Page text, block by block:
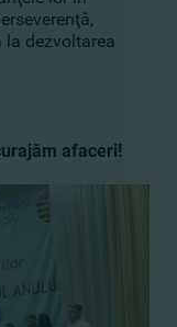
dezvoltarea
afaceri!